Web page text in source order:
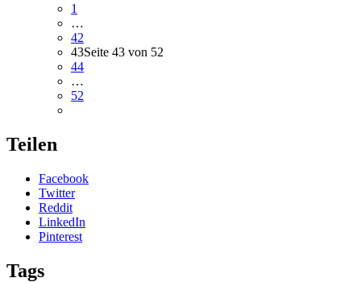
1
…
42
43Seite 43 von 52
44
…
52
Teilen
Facebook
Twitter
Reddit
LinkedIn
Pinterest
Tags